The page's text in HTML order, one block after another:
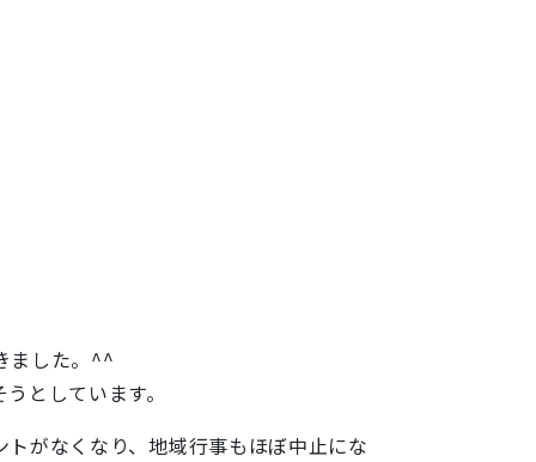
ました。^^
としています。
がなくなり、地域行事もほぼ中止にな